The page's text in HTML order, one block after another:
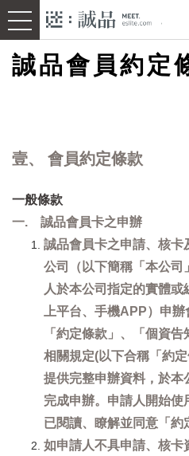
誠品會員約定
壹、 會員約定條款
一般條款
一. 誠品會員卡之申辦
誠品會員卡之申請、核卡
公司（以下簡稱「本公司
人於本公司指定的實體
上平台、手機APP）申
「約定條款」、「個資
相關規定(以下合稱「約
提供完整申辦資料，於本
完成申辦。申請人開始
已閱讀、瞭解並同意「約
如申請人不具申請、核卡